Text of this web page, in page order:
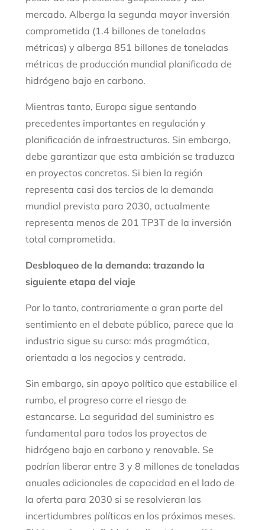
mercado. Alberga la segunda mayor inversión
comprometida (1.4 billones de toneladas
métricas) y alberga 851 billones de toneladas
métricas de producción mundial planificada de
hidrógeno bajo en carbono.
Mientras tanto, Europa sigue sentando
precedentes importantes en regulación y
planificación de infraestructuras. Sin embargo,
debe garantizar que esta ambición se traduzca
en proyectos concretos. Si bien la región
representa casi dos tercios de la demanda
mundial prevista para 2030, actualmente
representa menos de 201 TP3T de la inversión
total comprometida.
Desbloqueo de la demanda: trazando la
siguiente etapa del viaje
Por lo tanto, contrariamente a gran parte del
sentimiento en el debate público, parece que la
industria sigue su curso: más pragmática,
orientada a los negocios y centrada.
Sin embargo, sin apoyo político que estabilice el
rumbo, el progreso corre el riesgo de
estancarse. La seguridad del suministro es
fundamental para todos los proyectos de
hidrógeno bajo en carbono y renovable. Se
podrían liberar entre 3 y 8 millones de toneladas
anuales adicionales de capacidad en el lado de
la oferta para 2030 si se resolvieran las
incertidumbres políticas en los próximos meses.